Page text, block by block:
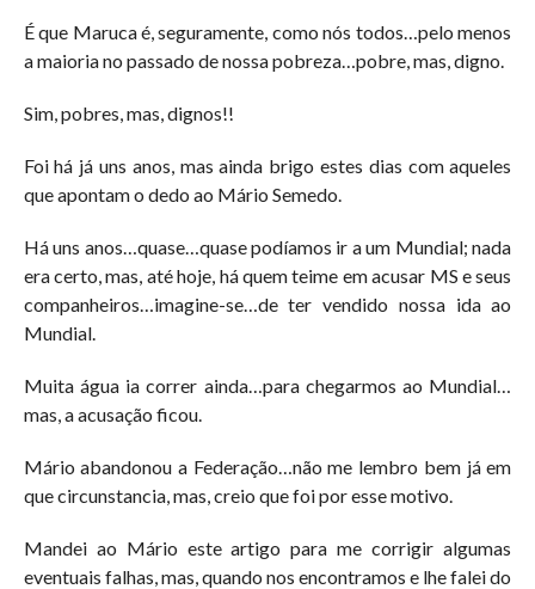
É que Maruca é, seguramente, como nós todos…pelo menos
a maioria no passado de nossa pobreza…pobre, mas, digno.
Sim, pobres, mas, dignos!!
Foi há já uns anos, mas ainda brigo estes dias com aqueles
que apontam o dedo ao Mário Semedo.
Há uns anos…quase…quase podíamos ir a um Mundial; nada
era certo, mas, até hoje, há quem teime em acusar MS e seus
companheiros…imagine-se…de ter vendido nossa ida ao
Mundial.
Muita água ia correr ainda…para chegarmos ao Mundial…
mas, a acusação ficou.
Mário abandonou a Federação…não me lembro bem já em
que circunstancia, mas, creio que foi por esse motivo.
Mandei ao Mário este artigo para me corrigir algumas
eventuais falhas, mas, quando nos encontramos e lhe falei do